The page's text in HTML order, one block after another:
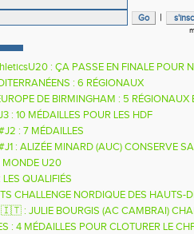
|
: ÇA PASSE EN FINALE POUR
: 6 RÉGIONAUX
DE BIRMINGHAM : 5 RÉGIONAUX
: 10 MÉDAILLES POUR LES HDF
: 7 MÉDAILLES
: ALIZÉE MINARD (AUC) CONSERVE
MONDE U20
LES QUALIFIÉS
CHALLENGE NORDIQUE DES HAUTS-
: JULIE BOURGIS (AC CAMBRAI)
U18 DE LA PERCHE
: 4 MÉDAILLES POUR CLOTURER LE